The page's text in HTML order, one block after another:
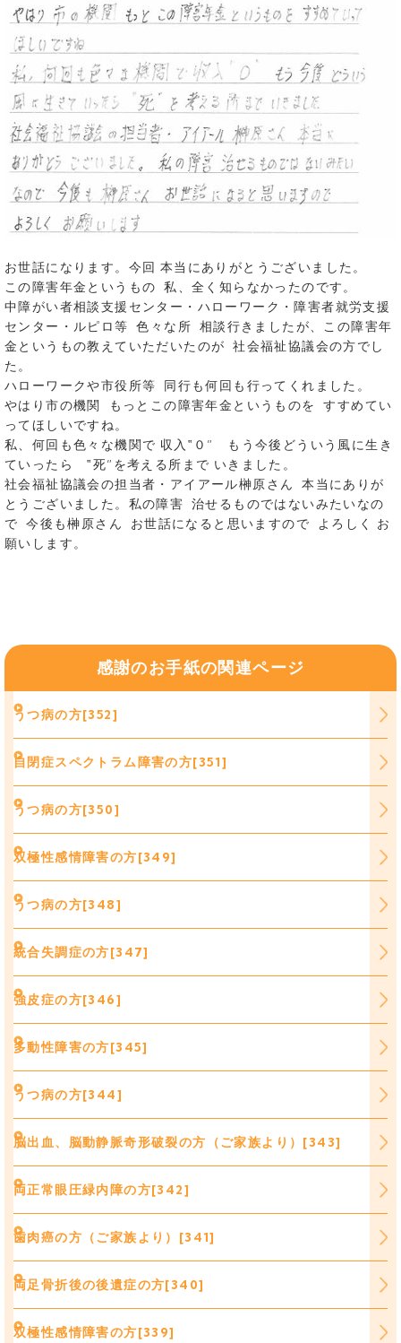
お世話になります。今回 本当にありがとうございました。
この障害年金というもの 私、全く知らなかったのです。
中障がい者相談支援センター・ハローワーク・障害者就労支援
センター・ルピロ等 色々な所 相談行きましたが、この障害年
金というもの教えていただいたのが 社会福祉協議会の方でし
た。
ハローワークや市役所等 同行も何回も行ってくれました。
やはり市の機関 もっとこの障害年金というものを すすめてい
ってほしいですね。
私、何回も色々な機関で 収入‟０” もう今後どういう風に生き
ていったら ‟死”を考える所まで いきました。
社会福祉協議会の担当者・アイアール榊原さん 本当にありが
とうございました。私の障害 治せるものではないみたいなの
で 今後も榊原さん お世話になると思いますので よろしく お
願いします。
感謝のお手紙の関連ページ
うつ病の方[352]
自閉症スペクトラム障害の方[351]
うつ病の方[350]
双極性感情障害の方[349]
うつ病の方[348]
統合失調症の方[347]
強皮症の方[346]
多動性障害の方[345]
うつ病の方[344]
脳出血、脳動静脈奇形破裂の方（ご家族より）[343]
両正常眼圧緑内障の方[342]
歯肉癌の方（ご家族より）[341]
両足骨折後の後遺症の方[340]
双極性感情障害の方[339]